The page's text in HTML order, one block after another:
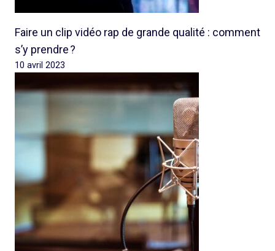
Faire un clip vidéo rap de grande qualité : comment
s’y prendre ?
10 avril 2023